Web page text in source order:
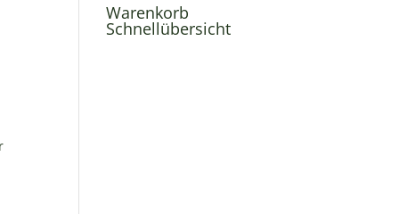
Warenkorb
Schnellübersicht